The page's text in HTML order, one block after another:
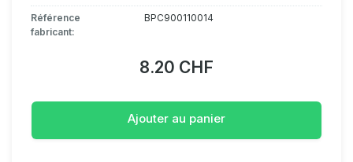
Référence
fabricant:
BPC900110014
8.20 CHF
Ajouter au panier